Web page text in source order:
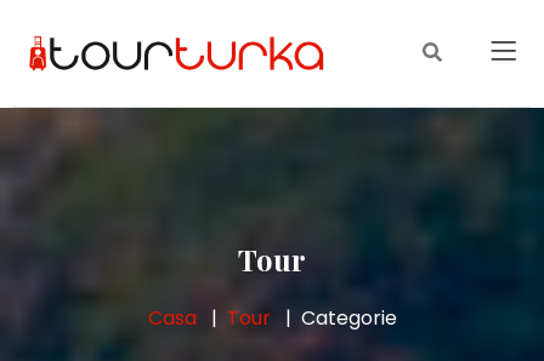
Tour
Casa Tour Categorie